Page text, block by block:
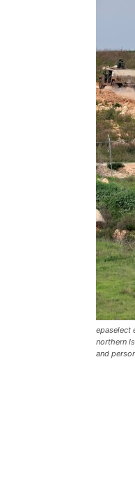
epaselect
northern
and